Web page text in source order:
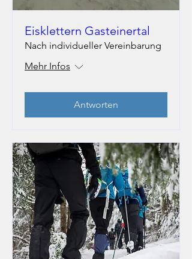
Eisklettern Gasteinertal
Nach individueller Vereinbarung
Mehr Infos
Antworten